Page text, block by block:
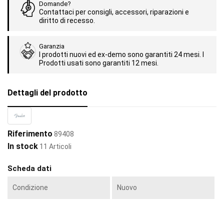
Domande?
Contattaci per consigli, accessori, riparazioni e
diritto di recesso.
Garanzia
I prodotti nuovi ed ex-demo sono garantiti 24 mesi. I
Prodotti usati sono garantiti 12 mesi.
Dettagli del prodotto
Riferimento 89408
In stock 11 Articoli
Scheda dati
Condizione Nuovo